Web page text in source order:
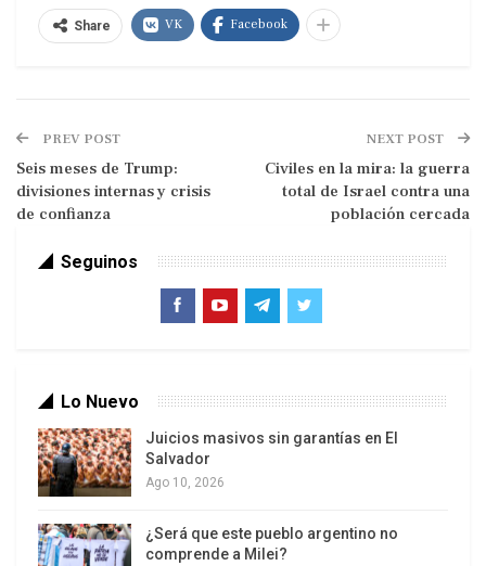
progresistas tenemos el deber de actuar con
convicción y responsabilidad frente a quienes
El encuentro se dio en un contexto de especial
tensión política debido a la arremetida arancelaria
de Donald Trump, la cual afecta a todos los países
asistentes. Se desarrolló sobre tres ejes
el multilateralismo, la reducción de las
desigualdades, y la lucha contra la
Share VK Facebook
PREV POST
Seis meses de Trump:
divisiones internas y crisis
de confianza
NEXT POST
Civiles en la mira: la guerra
total de Israel contra una
población cercada
Seguinos
Lo Nuevo
Juicios masivos sin garantías en El
Salvador
Ago 10, 2026
¿Será que este pueblo argentino no
comprende a Milei?